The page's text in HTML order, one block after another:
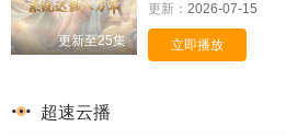
更新至25集
更新： 2026-07-15
立即播放
超速云播